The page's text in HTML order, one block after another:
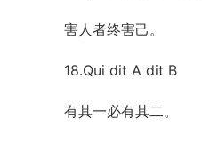
害人者终害己。
18.Qui dit A dit B
有其一必有其二。